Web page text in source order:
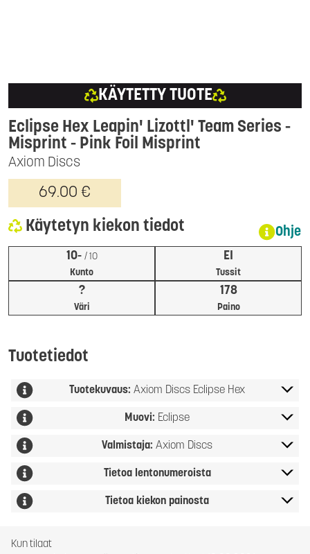
KÄYTETTY TUOTE
Axiom Discs
Eclipse Hex Leapin' Lizottl' Team Series -
Misprint - Pink Foil Misprint
69.00 €
Käytetyn kiekon tiedot Ohje
Kunto
10- / 10
Tussit
EI
Väri
?
Paino
178
Tuotetiedot
Tuotekuvaus: Axiom Discs Eclipse Hex
Muovi: Eclipse
Valmistaja: Axiom Discs
Tietoa lentonumeroista
Tietoa kiekon painosta
Kun tilaat